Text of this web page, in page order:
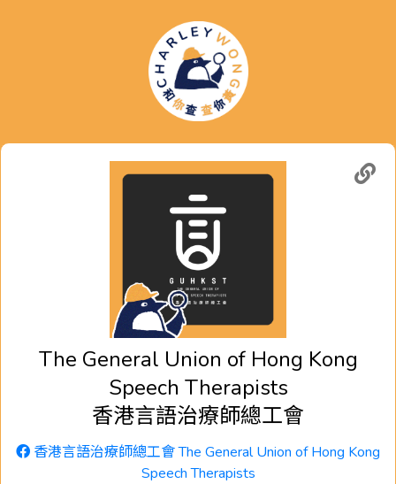
The General Union of Hong Kong
Speech Therapists
香港言語治療師總工會
香港言語治療師總工會 The General Union of Hong Kong
Speech Therapists